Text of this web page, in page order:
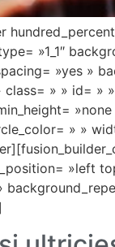
»1_1″
»yes »
» » id= »
» »
»left